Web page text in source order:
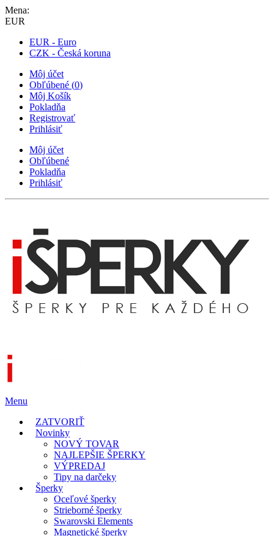
Mena:
EUR
EUR - Euro
CZK - Česká koruna
Môj účet
Obľúbené (0)
Môj Košík
Pokladňa
Registrovať
Prihlásiť
Môj účet
Obľúbené
Pokladňa
Prihlásiť
Menu
ZATVORIŤ
Novinky
NOVÝ TOVAR
NAJLEPŠIE ŠPERKY
VÝPREDAJ
Tipy na darčeky
Šperky
Oceľové šperky
Strieborné šperky
Swarovski Elements
Magnetické šperky